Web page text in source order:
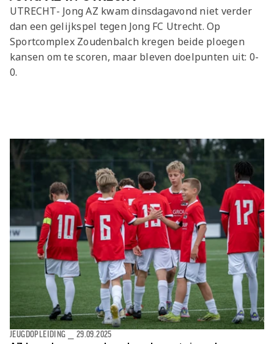
UTRECHT- Jong AZ kwam dinsdagavond niet verder
dan een gelijkspel tegen Jong FC Utrecht. Op
Sportcomplex Zoudenbalch kregen beide ploegen
kansen om te scoren, maar bleven doelpunten uit: 0-
0.
JEUGDOPLEIDING 29.09.2025